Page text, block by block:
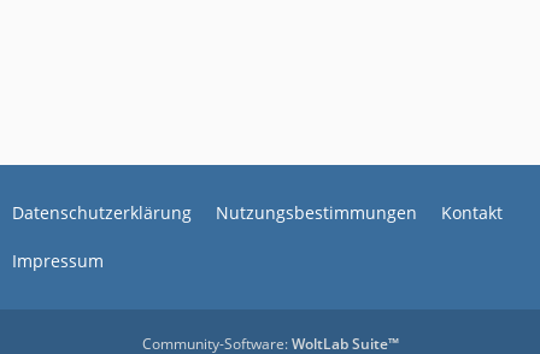
Datenschutzerklärung Nutzungsbestimmungen Kontakt
Impressum
Community-Software:WoltLab Suite™